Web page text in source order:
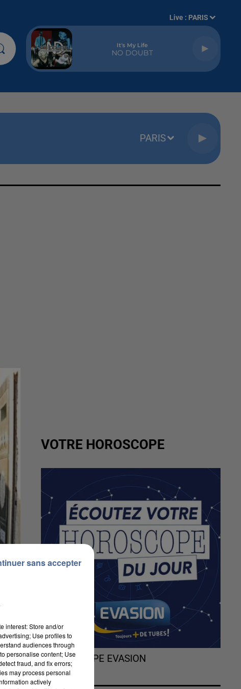
Live : PARIS
It's My Life
NO DOUBT
PARIS
VOTRE HOROSCOPE
L'HOROSCOPE EVASION
interest: Store and/or
Use profiles to
audiences through
personalise content; Use
fraud, and fix errors;
may process personal
actively
sans accepter